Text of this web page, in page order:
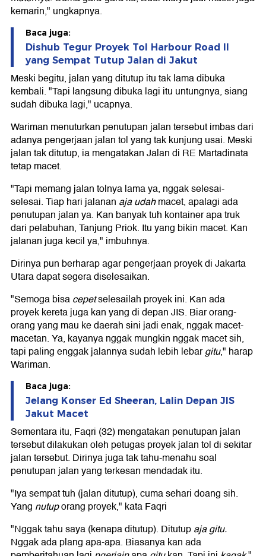
kemarin," ungkapnya.
Baca juga:
Dishub Tegur Proyek Tol Harbour Road II
yang Sempat Tutup Jalan di Jakut
Meski begitu, jalan yang ditutup itu tak lama dibuka
kembali. "Tapi langsung dibuka lagi itu untungnya, siang
sudah dibuka lagi," ucapnya.
Wariman menuturkan penutupan jalan tersebut imbas dari
adanya pengerjaan jalan tol yang tak kunjung usai. Meski
jalan tak ditutup, ia mengatakan Jalan di RE Martadinata
tetap macet.
"Tapi memang jalan tolnya lama ya, nggak selesai-
selesai. Tiap hari jalanan aja udahmacet, apalagi ada
penutupan jalan ya. Kan banyak tuh kontainer apa truk
dari pelabuhan, Tanjung Priok. Itu yang bikin macet. Kan
jalanan juga kecil ya," imbuhnya.
Dirinya pun berharap agar pengerjaan proyek di Jakarta
Utara dapat segera diselesaikan.
"Semoga bisacepetselesailah proyek ini. Kan ada
proyek kereta juga kan yang di depan JIS. Biar orang-
orang yang mau ke daerah sini jadi enak, nggak macet-
macetan. Ya, kayanya nggak mungkin nggak macet sih,
tapi paling enggak jalannya sudah lebih lebargitu," harap
Wariman.
Baca juga:
Jelang Konser Ed Sheeran, Lalin Depan JIS
Jakut Macet
Sementara itu, Faqri (32) mengatakan penutupan jalan
tersebut dilakukan oleh petugas proyek jalan tol di sekitar
jalan tersebut. Dirinya juga tak tahu-menahu soal
penutupan jalan yang terkesan mendadak itu.
"Iya sempat tuh (jalan ditutup), cuma sehari doang sih.
Yang nutuporang proyek," kata Faqri
"Nggak tahu saya (kenapa ditutup). Ditutupaja gitu.
Nggak ada plang apa-apa. Biasanya kan ada